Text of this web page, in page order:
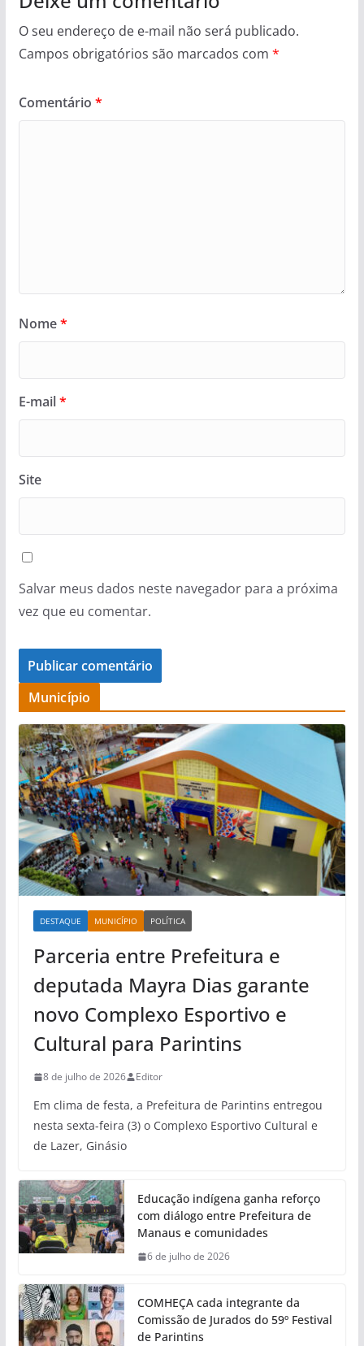
O seu endereço de e-mail não será publicado.
Campos obrigatórios são marcados com *
Comentário *
Nome*
E-mail*
Site
Salvar meus dados neste navegador para a próxima
vez que eu comentar.
Município
DESTAQUE MUNICÍPIO POLÍTICA
Parceria entre Prefeitura e
deputada Mayra Dias garante
novo Complexo Esportivo e
Cultural para Parintins
8 de julho de 2026 Editor
Em clima de festa, a Prefeitura de Parintins entregou
nesta sexta-feira (3) o Complexo Esportivo Cultural e
de Lazer, Ginásio
Educação indígena ganha reforço
com diálogo entre Prefeitura de
Manaus e comunidades
6 de julho de 2026
COMHEÇA cada integrante da
Comissão de Jurados do 59º Festival
de Parintins